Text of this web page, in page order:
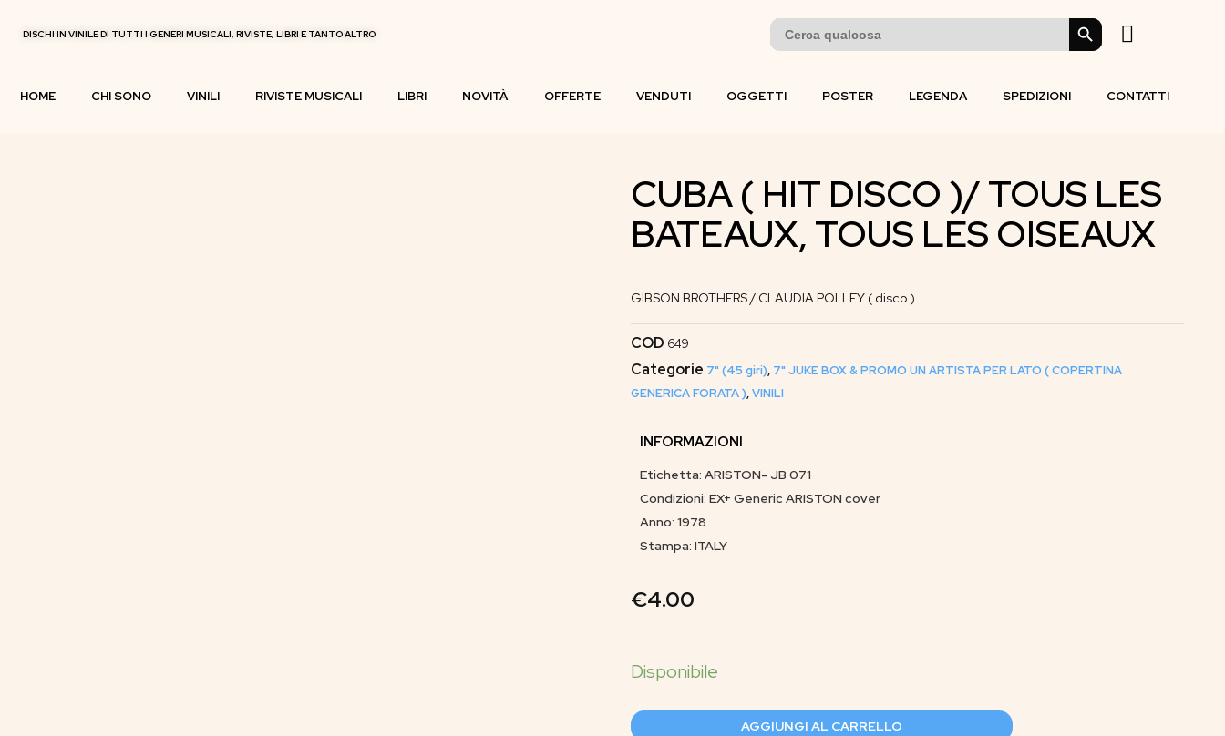
DISCHI IN VINILE DI TUTTI I GENERI MUSICALI, RIVISTE, LIBRI E TANTO ALTRO
Search
for:
SEARCH BUTTON
HOME CHI SONO VINILI RIVISTE MUSICALI LIBRI NOVITÀ OFFERTE VENDUTI OGGETTI POSTER LEGENDA SPEDIZIONI CONTATTI
CUBA ( HIT DISCO )/ TOUS LES
BATEAUX, TOUS LES OISEAUX
GIBSON BROTHERS / CLAUDIA POLLEY ( disco )
COD 649
Categorie 7" (45 giri), 7" JUKE BOX & PROMO UN ARTISTA PER LATO ( COPERTINA
GENERICA FORATA ),VINILI
INFORMAZIONI
Etichetta: ARISTON- JB 071
Condizioni: EX+ Generic ARISTON cover
Anno: 1978
Stampa: ITALY
€4.00
AGGIUNGI AL CARRELLO